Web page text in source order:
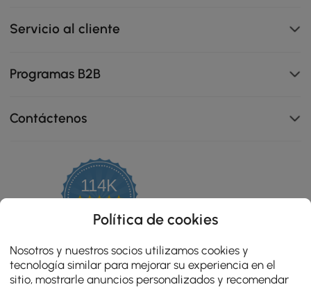
Servicio al cliente
Programas B2B
Contáctenos
114K
4.8
star
rating
OPINIONES CERTIFICADAS
Política de cookies
Nosotros y nuestros socios utilizamos cookies y
tecnología similar para mejorar su experiencia en el
sitio, mostrarle anuncios personalizados y recomendar